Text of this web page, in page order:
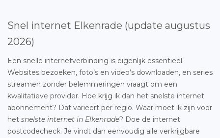
Snel internet Elkenrade (update augustus
2026)
Een snelle internetverbinding is eigenlijk essentieel.
Websites bezoeken, foto’s en video’s downloaden, en series
streamen zonder belemmeringen vraagt om een
kwalitatieve provider. Hoe krijg ik dan het snelste internet
abonnement? Dat varieert per regio. Waar moet ik zijn voor
het snelste internet in Elkenrade? Doe de internet
postcodecheck. Je vindt dan eenvoudig alle verkrijgbare